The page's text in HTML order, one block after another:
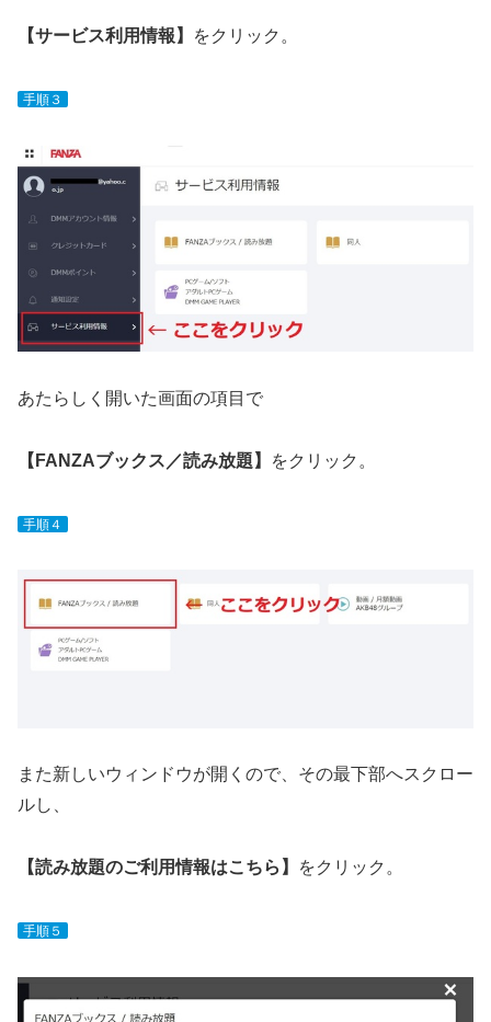
【サービス利用情報】 をクリック。
手順３
あたらしく開いた画面の項目で
【FANZAブックス／読み放題】 をクリック。
手順４
また新しいウィンドウが開くので、その最下部へスクロー
ルし、
【読み放題のご利用情報はこちら】 をクリック。
手順５